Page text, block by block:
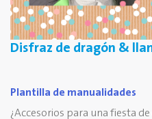
Disfraz de dragón &
Plantilla de manualidades
¿Accesorios para una fiesta